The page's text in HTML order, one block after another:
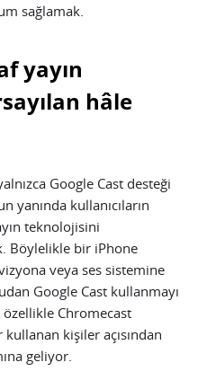
sağlamak.
yayın
hâle
Google Cast desteği
yanında kullanıcıların
teknolojisini
Böylelikle bir iPhone
veya ses sistemine
Google Cast kullanmayı
Chromecast
kişiler açısından
geliyor.